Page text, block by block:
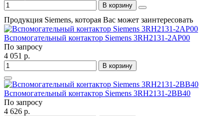
В корзину
Продукция Siemens, которая Вас может заинтересовать
Вспомогательный контактор Siemens 3RH2131-2AP00
По запросу
4 051 р.
В корзину
Вспомогательный контактор Siemens 3RH2131-2BB40
По запросу
4 626 р.